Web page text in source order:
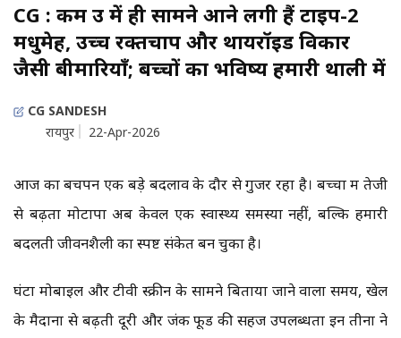
CG : कम उम्र में ही सामने आने लगी हैं टाइप-2
मधुमेह, उच्च रक्तचाप और थायरॉइड विकार
जैसी बीमारियाँ; बच्चों का भविष्य हमारी थाली में
CG SANDESH
रायपुर
22-Apr-2026
आज का बचपन एक बड़े बदलाव के दौर से गुजर रहा है। बच्चों में तेजी
से बढ़ता मोटापा अब केवल एक स्वास्थ्य समस्या नहीं, बल्कि हमारी
बदलती जीवनशैली का स्पष्ट संकेत बन चुका है।
घंटों मोबाइल और टीवी स्क्रीन के सामने बिताया जाने वाला समय, खेल
के मैदानों से बढ़ती दूरी और जंक फूड की सहज उपलब्धता इन तीनों ने